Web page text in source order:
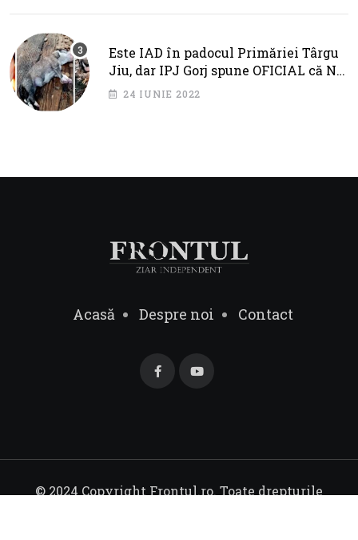
Este IAD în padocul Primăriei Târgu
Jiu, dar IPJ Gorj spune OFICIAL că NU
SUNT PROBLEME!
24 IUNIE 2022
Acasă Despre noi Contact
© 2024 Copyright Frontul.ro. Toate drepturile